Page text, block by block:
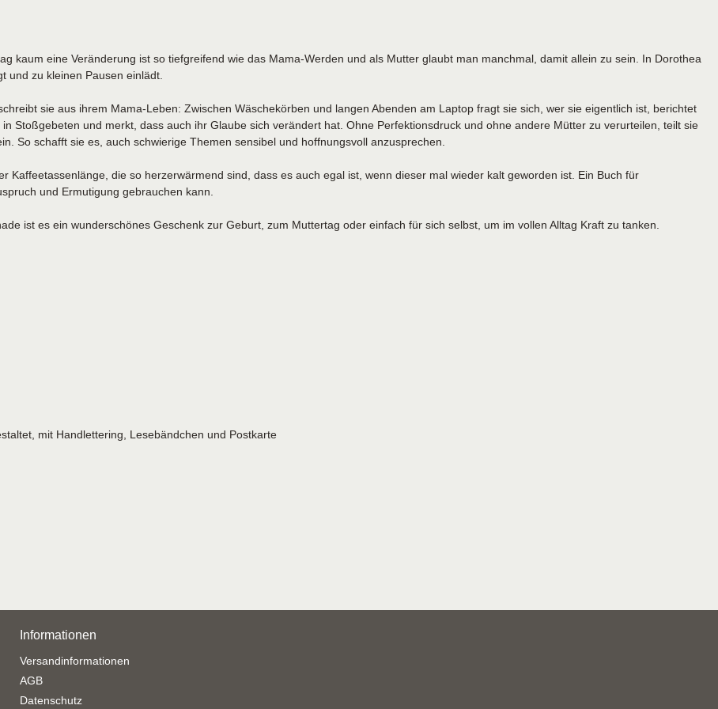
kaum eine Veränderung ist so tiefgreifend wie das Mama-Werden und als Mutter glaubt man manchmal, damit allein zu sein. In Dorothea
und zu kleinen Pausen einlädt.
sie aus ihrem Mama-Leben: Zwischen Wäschekörben und langen Abenden am Laptop fragt sie sich, wer sie eigentlich ist, berichtet
Stoßgebeten und merkt, dass auch ihr Glaube sich verändert hat. Ohne Perfektionsdruck und ohne andere Mütter zu verurteilen, teilt sie
So schafft sie es, auch schwierige Themen sensibel und hoffnungsvoll anzusprechen.
Kaffeetassenlänge, die so herzerwärmend sind, dass es auch egal ist, wenn dieser mal wieder kalt geworden ist. Ein Buch für
und Ermutigung gebrauchen kann.
ist es ein wunderschönes Geschenk zur Geburt, zum Muttertag oder einfach für sich selbst, um im vollen Alltag Kraft zu tanken.
mit Handlettering, Lesebändchen und Postkarte
Informationen
Versandinformationen
AGB
Datenschutz